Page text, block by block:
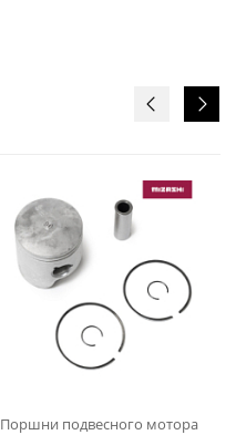
Поршни подвесного мотора